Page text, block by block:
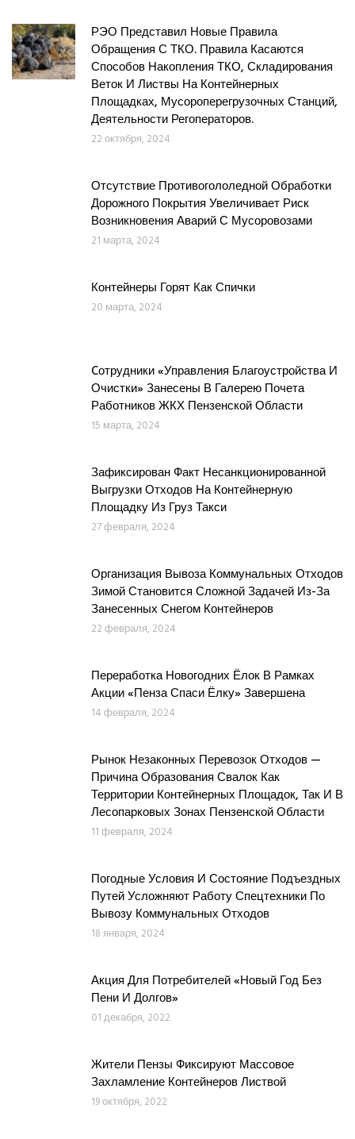
РЭО Представил Новые Правила
Обращения С ТКО. Правила Касаются
Способов Накопления ТКО, Складирования
Веток И Листвы На Контейнерных
Площадках, Мусороперегрузочных Станций,
Деятельности Регоператоров.
22 октября, 2024
Отсутствие Противогололедной Обработки
Дорожного Покрытия Увеличивает Риск
Возникновения Аварий С Мусоровозами
21 марта, 2024
Контейнеры Горят Как Спички
20 марта, 2024
Cотрудники «Управления Благоустройства И
Очистки» Занесены В Галерею Почета
Работников ЖКХ Пензенской Области
15 марта, 2024
Зафиксирован Факт Несанкционированной
Выгрузки Отходов На Контейнерную
Площадку Из Груз Такси
27 февраля, 2024
Организация Вывоза Коммунальных Отходов
Зимой Становится Сложной Задачей Из-За
Занесенных Снегом Контейнеров
22 февраля, 2024
Переработка Новогодних Ёлок В Рамках
Акции «Пенза Спаси Ёлку» Завершена
14 февраля, 2024
Рынок Незаконных Перевозок Отходов —
Причина Образования Свалок Как
Территории Контейнерных Площадок, Так И В
Лесопарковых Зонах Пензенской Области
11 февраля, 2024
Погодные Условия И Состояние Подъездных
Путей Усложняют Работу Спецтехники По
Вывозу Коммунальных Отходов
18 января, 2024
Акция Для Потребителей «Новый Год Без
Пени И Долгов»
01 декабря, 2022
Жители Пензы Фиксируют Массовое
Захламление Контейнеров Листвой
19 октября, 2022